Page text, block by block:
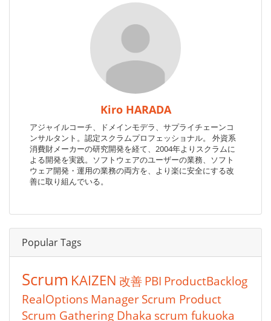
Kiro HARADA
アジャイルコーチ、ドメインモデラ、サプライチェーンコ
ンサルタント。認定スクラムプロフェッショナル。 外資系
消費財メーカーの研究開発を経て、2004年よりスクラムに
よる開発を実践。ソフトウェアのユーザーの業務、ソフト
ウェア開発・運用の業務の両方を、より楽に安全にする改
善に取り組んでいる。
Popular Tags
Scrum KAIZEN 改善PBI ProductBacklog
RealOptionsManagerScrum Product
Scrum Gathering Dhaka scrum fukuoka